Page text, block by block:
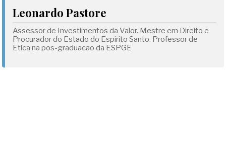
Leonardo Pastore
Assessor de Investimentos da Valor. Mestre em Direito e
Procurador do Estado do Espirito Santo. Professor de
Etica na pos-graduacao da ESPGE